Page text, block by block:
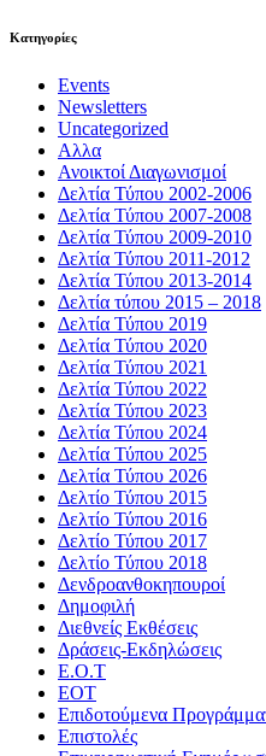
Kατηγορίες
Events
Newsletters
Uncategorized
Αλλα
Ανοικτοί Διαγωνισμoί
Δελτία Τύπου 2002-2006
Δελτία Τύπου 2007-2008
Δελτία Τύπου 2009-2010
Δελτία Τύπου 2011-2012
Δελτία Τύπου 2013-2014
Δελτία τύπου 2015 – 2018
Δελτία Τύπου 2019
Δελτία Τύπου 2020
Δελτία Τύπου 2021
Δελτία Τύπου 2022
Δελτία Τύπου 2023
Δελτία Τύπου 2024
Δελτία Τύπου 2025
Δελτία Τύπου 2026
Δελτίο Τύπου 2015
Δελτίο Τύπου 2016
Δελτίο Τύπου 2017
Δελτίο Τύπου 2018
Δενδροανθοκηπουροί
Δημοφιλή
Διεθνείς Εκθέσεις
Δράσεις-Εκδηλώσεις
Ε.Ο.Τ
ΕΟΤ
Επιδοτούμενα
Επιστολές